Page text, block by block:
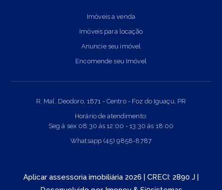
Imóveis a venda
Imóveis para locação
Anuncie seu imóvel
Encomende seu Imóvel
R. Mal. Deodoro, 1871 - Centro - Foz do Iguaçu, PR
Horário de atendimento:
Seg á sex 08:30 ás 12:00 - 13:30 ás 18:00
Whatsapp (45) 9858-8787
Aplicar assessoria imobiliária 2026 | CRECI: 2890 J |